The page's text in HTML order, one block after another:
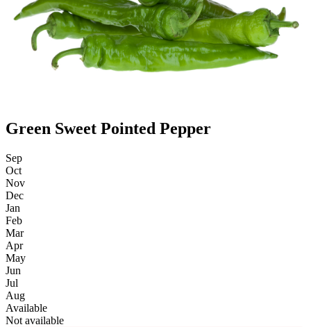
Green Sweet Pointed Pepper
Sep
Oct
Nov
Dec
Jan
Feb
Mar
Apr
May
Jun
Jul
Aug
Available
Not available